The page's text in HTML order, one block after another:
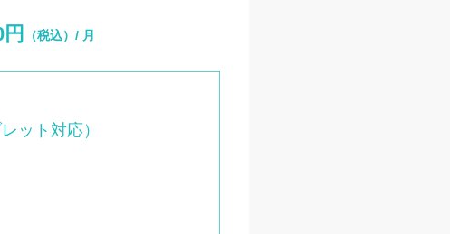
（税込）/ 月
ット対応）